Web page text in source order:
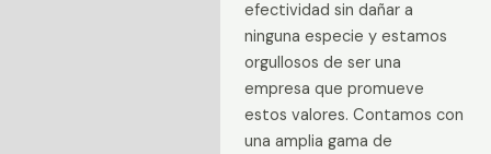
efectividad sin dañar a
ninguna especie y estamos
orgullosos de ser una
empresa que promueve
estos valores. Contamos con
una amplia gama de